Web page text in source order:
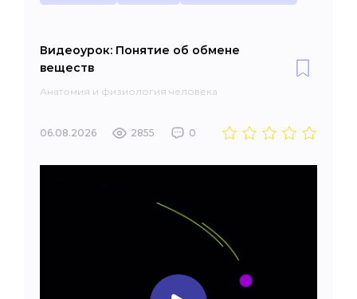
Видеоурок: Понятие об обмене
веществ
Анатомия и физиология человека
06.08.2026 2855 0